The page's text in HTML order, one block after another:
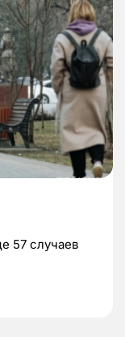
57 случаев